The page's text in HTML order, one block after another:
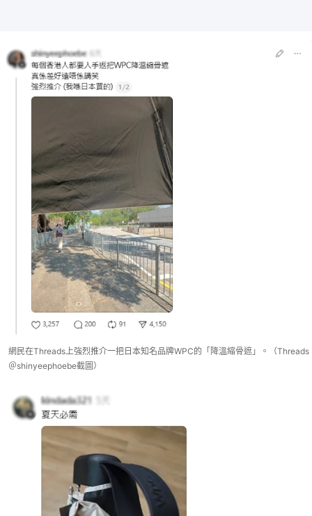
網民在Threads上強烈推介一把日本知名品牌WPC的「降溫縮骨遮」。（Threads
＠shinyeephoebe截圖）